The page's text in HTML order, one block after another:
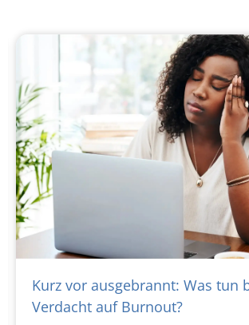
Kurz vor ausgebrannt: Was tun
Verdacht auf Burnout?